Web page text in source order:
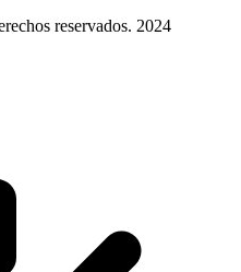
reservados. 2024